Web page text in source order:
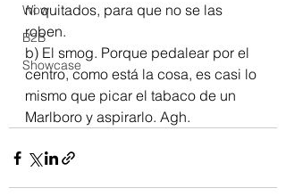
Wow
B2B
Showcase
ni quitados, para que no se las
roben.
b) El smog. Porque pedalear por el
centro, como está la cosa, es casi lo
mismo que picar el tabaco de un
Marlboro y aspirarlo. Agh.